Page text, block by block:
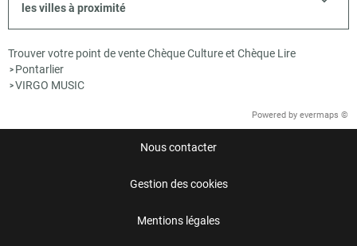
les villes à proximité
Trouver votre point de vente Chèque Culture et Chèque Lire
> Pontarlier
>VIRGO MUSIC
Powered by evermaps ©
Nous contacter
Gestion des cookies
Mentions légales